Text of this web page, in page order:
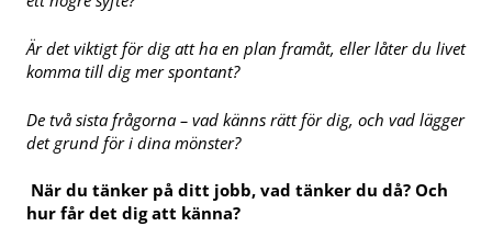
Är det viktigt för dig att ha en plan framåt, eller låter du livet
komma till dig mer spontant?
De två sista frågorna – vad känns rätt för dig, och vad lägger
det grund för i dina mönster?
När du tänker på ditt jobb, vad tänker du då? Och
hur får det dig att känna?